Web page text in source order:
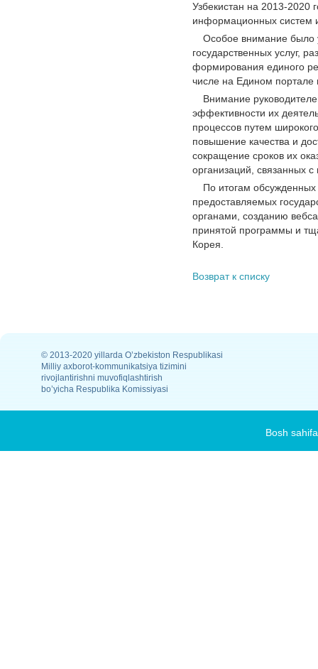
Узбекистан на 2013-2020
информационных систем
Особое внимание было
государственных услуг,
формирования единого
числе на Едином портале
Внимание
эффективности их
процессов путем
повышение качества и
сокращение сроков их
организаций, связанных с
По итогам
предоставляемых
органами, созданию
принятой программы и
Корея.
Возврат к списку
© 2013-2020 yillarda O’zbekiston Respublikasi
Milliy axborot-kommunikatsiya tizimini
rivojlantirishni muvofiqlashtirish
bo’yicha Respublika Komissiyasi
Bosh sahifa